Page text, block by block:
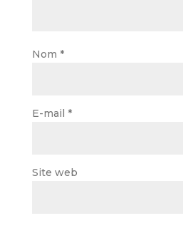
Nom *
E-mail *
Site web